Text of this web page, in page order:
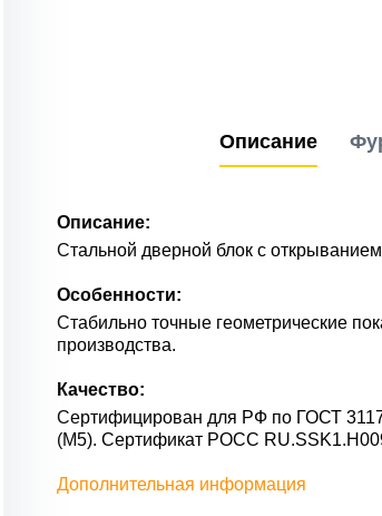
Описание
Описание:
Стальной дверной блок с
Особенности:
Стабильно точные геометрические
производства.
Качество:
Сертифицирован для РФ по ГОСТ
(М5). Сертификат POCC
Дополнительная информация